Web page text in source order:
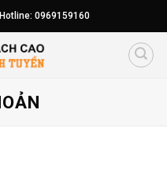
0969159160